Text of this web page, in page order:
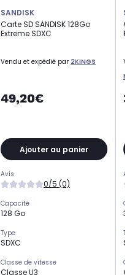
SANDISK
Carte SD SANDISK 128Go
Extreme SDXC
Vendu et expédié par 2KINGS
49,20€
Ajouter au panier
Avis
0/5 (0)
Capacité
128 Go
Type
SDXC
Classe de vitesse
Classe U3
32